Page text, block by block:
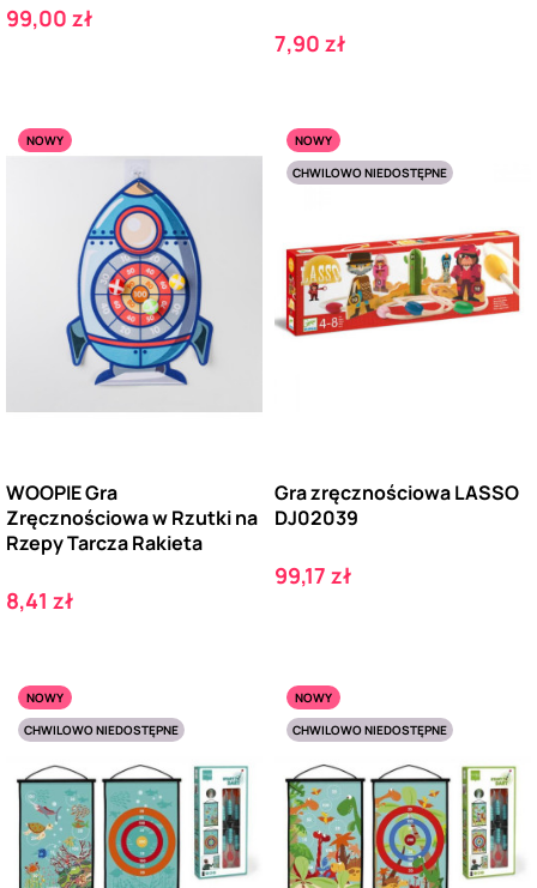
Cena
99,00 zł
Cena
7,90 zł
NOWY
WOOPIE Gra
Zręcznościowa w Rzutki na
Rzepy Tarcza Rakieta
Cena
8,41 zł
NOWY
CHWILOWO NIEDOSTĘPNE
Gra zręcznościowa LASSO
DJ02039
Cena
99,17 zł
NOWY
CHWILOWO NIEDOSTĘPNE
NOWY
CHWILOWO NIEDOSTĘPNE